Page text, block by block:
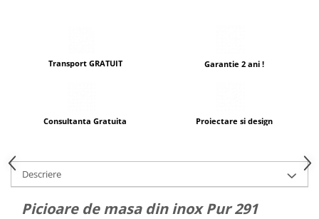
Transport GRATUIT Garantie 2 ani !
Consultanta Gratuita Proiectare si design
Descriere
Picioare de masa din inox Pur 291